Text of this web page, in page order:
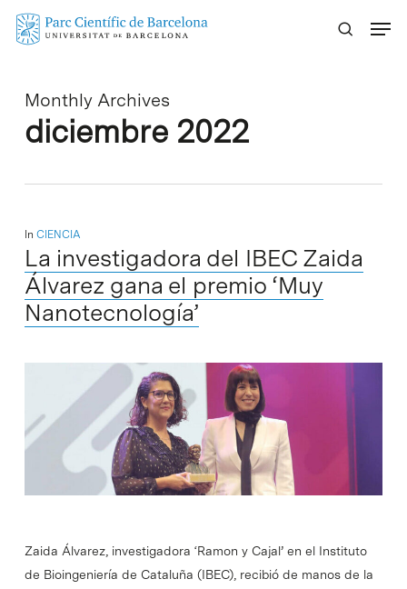
Skip
Monthly Archives
diciembre 2022
In CIENCIA
La investigadora del IBEC Zaida
Álvarez gana el premio ‘Muy
Nanotecnología’
Zaida Álvarez, investigadora ‘Ramon y Cajal’ en el Instituto
de Bioingeniería de Cataluña (IBEC), recibió de manos de la